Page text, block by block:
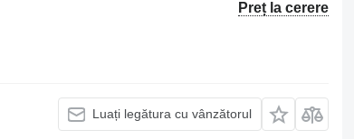
Preț la cerere
Luați legătura cu vânzătorul